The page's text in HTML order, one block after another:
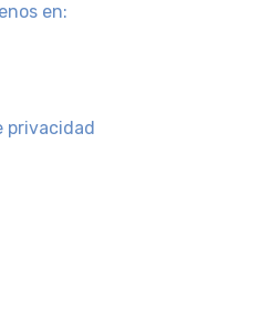
en:
privacidad